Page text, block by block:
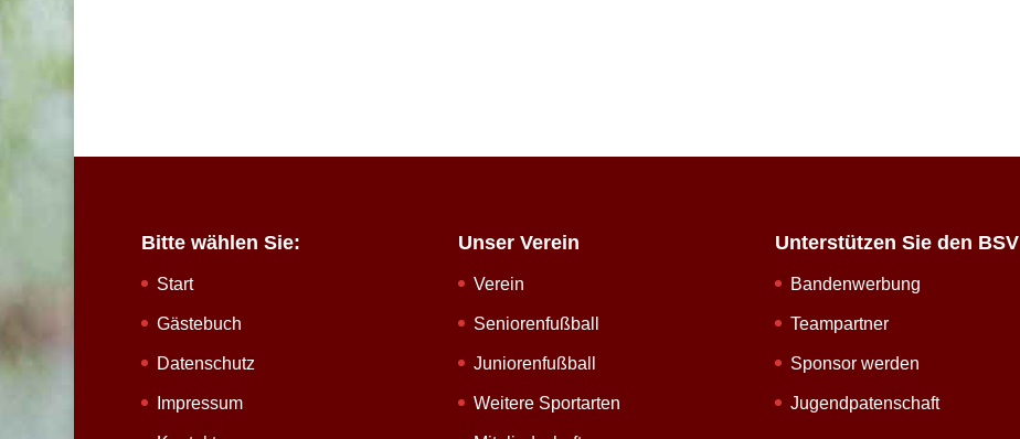
Bitte wählen Sie:
Start
Gästebuch
Datenschutz
Impressum
Unser Verein
Verein
Seniorenfußball
Juniorenfußball
Weitere Sportarten
Unterstützen Sie den BSV
Bandenwerbung
Teampartner
Sponsor werden
Jugendpatenschaft